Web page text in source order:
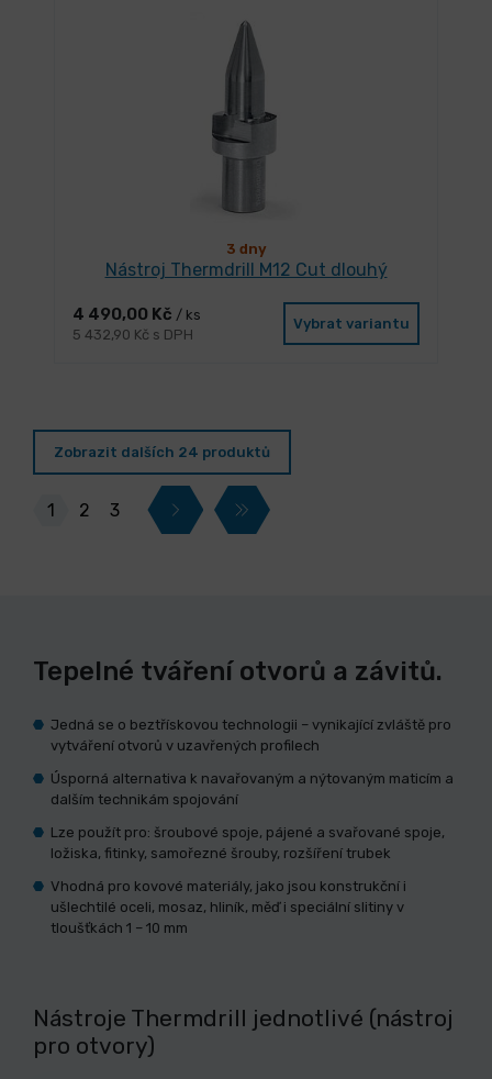
3 dny
Nástroj Thermdrill M12 Cut dlouhý
4 490,00 Kč / ks
5 432,90 Kč s DPH
Vybrat variantu
Zobrazit dalších 24 produktů
1 2 3
Tepelné tváření otvorů a závitů.
Jedná se o beztřískovou technologii – vynikající zvláště pro
vytváření otvorů v uzavřených profilech
Úsporná alternativa k navařovaným a nýtovaným maticím a
dalším technikám spojování
Lze použít pro: šroubové spoje, pájené a svařované spoje,
ložiska, fitinky, samořezné šrouby, rozšíření trubek
Vhodná pro kovové materiály, jako jsou konstrukční i
ušlechtilé oceli, mosaz, hliník, měď i speciální slitiny v
tloušťkách 1 – 10 mm
Nástroje Thermdrill jednotlivé (nástroj
pro otvory)